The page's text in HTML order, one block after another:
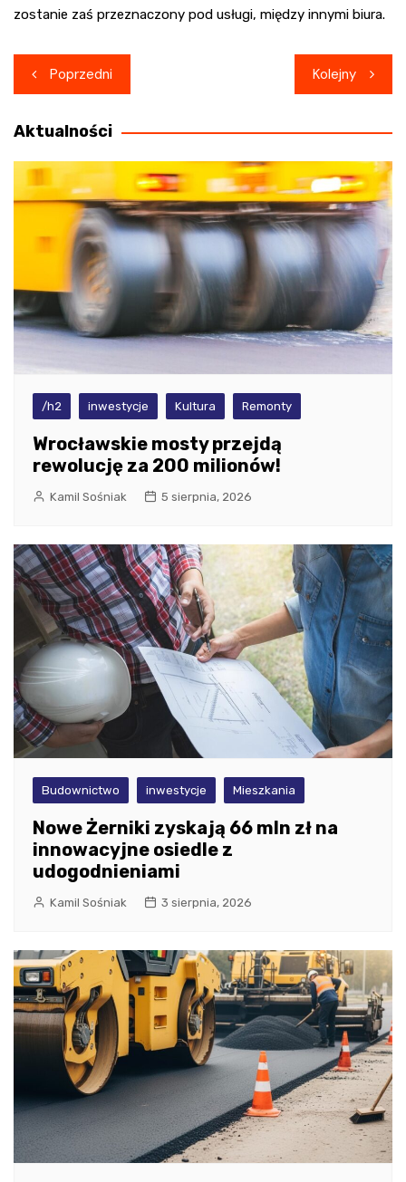
zostanie zaś przeznaczony pod usługi, między innymi biura.
Nawigacja
wpisu
Poprzedni Kolejny
Aktualności
/h2 inwestycje Kultura Remonty
Wrocławskie mosty przejdą
rewolucję za 200 milionów!
Kamil Sośniak 5 sierpnia, 2026
Budownictwo inwestycje Mieszkania
Nowe Żerniki zyskają 66 mln zł na
innowacyjne osiedle z
udogodnieniami
Kamil Sośniak 3 sierpnia, 2026